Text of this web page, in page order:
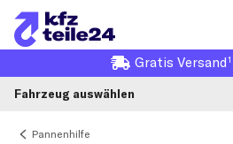
Gratis Versand1
Fahrzeug auswählen
Pannenhilfe